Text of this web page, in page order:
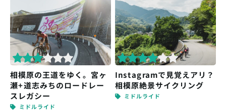
相模原の王道をゆく。宮ヶ
瀬+道志みちのロードレー
スレガシー
ミドルライド
Instagramで見覚えアリ？
相模原絶景サイクリング
ミドルライド